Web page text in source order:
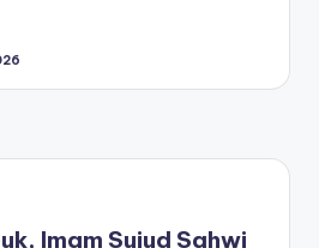
Imam Sujud Sahwi